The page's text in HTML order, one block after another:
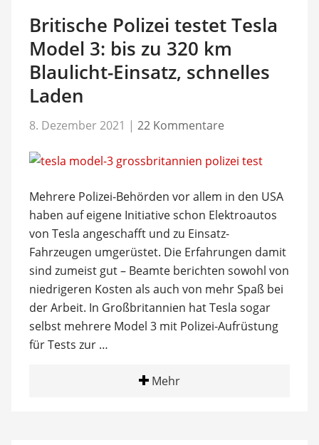
Britische Polizei testet Tesla
Model 3: bis zu 320 km
Blaulicht-Einsatz, schnelles
Laden
8. Dezember 2021 | 22 Kommentare
Mehrere Polizei-Behörden vor allem in den USA
haben auf eigene Initiative schon Elektroautos
von Tesla angeschafft und zu Einsatz-
Fahrzeugen umgerüstet. Die Erfahrungen damit
sind zumeist gut – Beamte berichten sowohl von
niedrigeren Kosten als auch von mehr Spaß bei
der Arbeit. In Großbritannien hat Tesla sogar
selbst mehrere Model 3 mit Polizei-Aufrüstung
für Tests zur …
Mehr